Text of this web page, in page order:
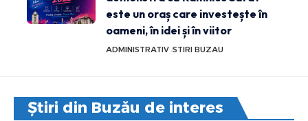
este un oraș care investește în
oameni, în idei și în viitor
ADMINISTRATIV STIRI BUZAU
Știri din Buzău de interes